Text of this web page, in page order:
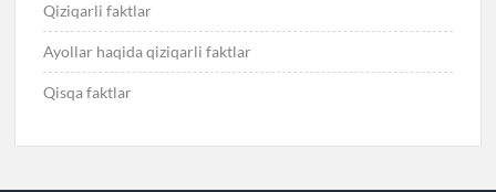
Qiziqarli faktlar
Ayollar haqida qiziqarli faktlar
Qisqa faktlar